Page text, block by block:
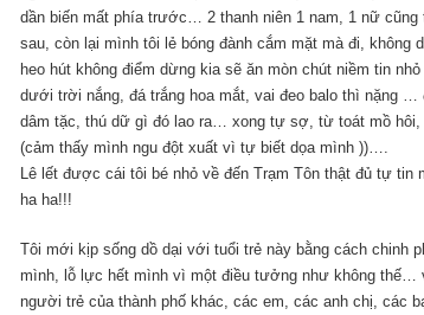
dần biến mất phía trước… 2 thanh niên 1 nam, 1 nữ
sau, còn lại mình tôi lẻ bóng đành cắm mặt mà đi,
heo hút không điểm dừng kia sẽ ăn mòn chút niềm tin
dưới trời nắng, đá trắng hoa mắt, vai đeo balo thì nặng
dâm tặc, thú dữ gì đó lao ra… xong tự sợ, từ toát mồ
(cảm thấy mình ngu đột xuất vì tự biết dọa mình ))….
Lê lết được cái tôi bé nhỏ về đến Trạm Tôn thật đủ tự tin
ha ha!!!
Tôi mới kịp sống dồ dại với tuổi trẻ này bằng cách chinh
mình, lỗ lực hết mình vì một điều tưởng như không thế…
người trẻ của thành phố khác, các em, các anh chị, các